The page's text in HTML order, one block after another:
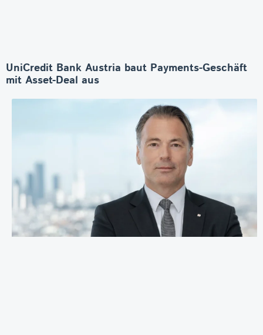
UniCredit Bank Austria baut Payments-Geschäft
mit Asset-Deal aus